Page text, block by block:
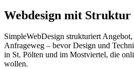
Webdesign mit Struktur
SimpleWebDesign strukturiert
Anfrageweg – bevor Design und
in St. Pölten und im Mostviertel, die
wollen.